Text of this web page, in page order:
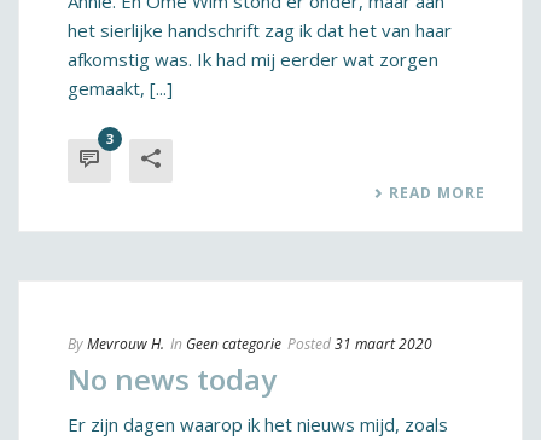
het sierlijke handschrift zag ik dat het van haar
afkomstig was. Ik had mij eerder wat zorgen
gemaakt, [...]
3
READ MORE
ByMevrouw H. In Geen categorie Posted31 maart 2020
No news today
Er zijn dagen waarop ik het nieuws mijd, zoals